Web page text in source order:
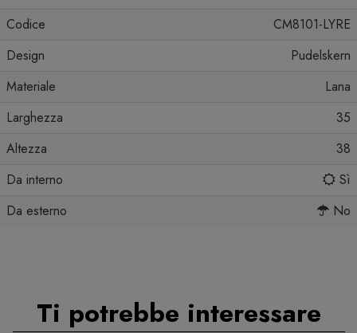
Codice
CM8101-LYRE
Design
Pudelskern
Materiale
Lana
Larghezza
35
Altezza
38
Da interno
Sì
Da esterno
No
Ti potrebbe interessare